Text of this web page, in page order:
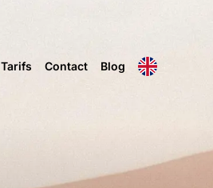
Tarifs Contact Blog